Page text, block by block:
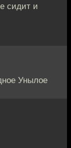
сидит и
Унылое